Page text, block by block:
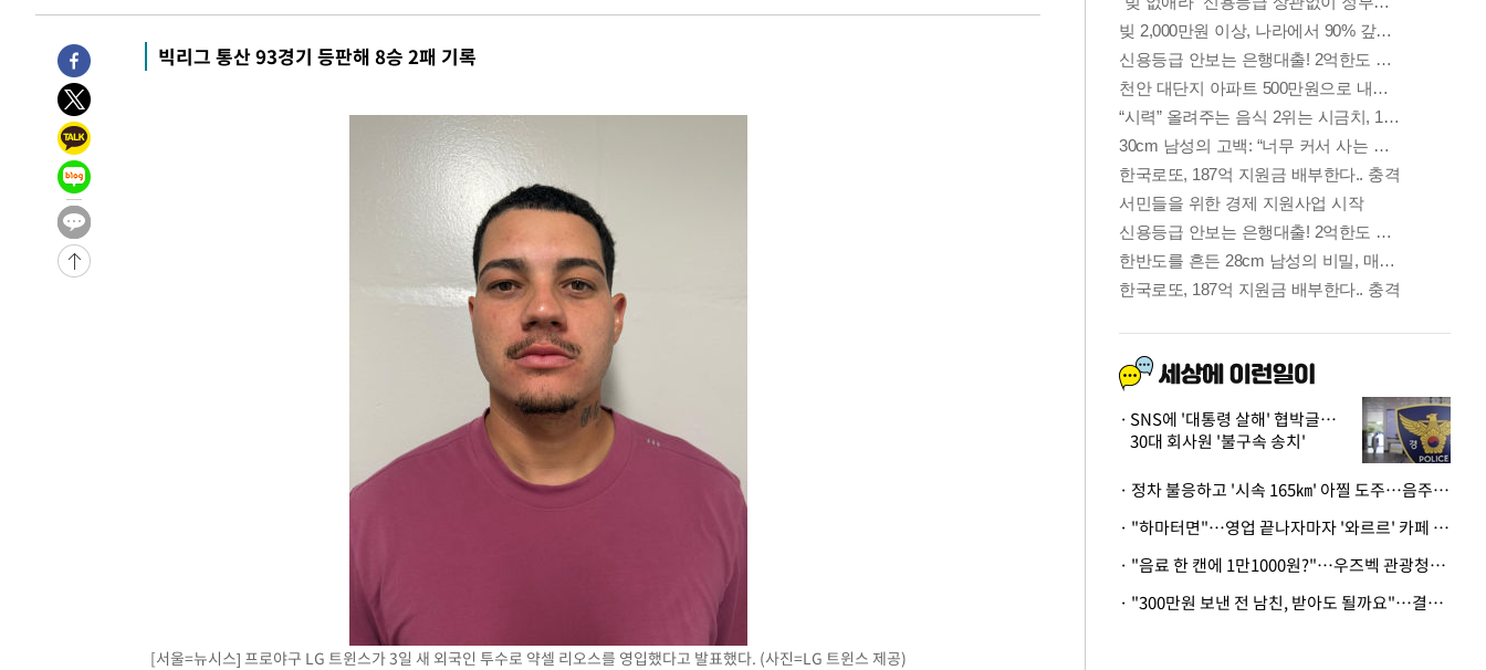
-25475초 전 >"美간섭에 합의 지연"…트럼프, '이란 호르무즈 통제권' 수용할까
-21995초 전 >
[속보]산업장관 "李정부, 원전 반대 안해…안정 전력 위해 불가피"
-20692초 전 >
-20079초 전 >
[속보]산업장관 "美무역법 제301조 과잉생산 결과 발표 8월 중 예
-19872초 전 >
-19144초 전 >
[속보]전남광주 초대 시민추천 부시장에 백승주·윤난실
-16705초 전 >
서울 열대야 15일째 지속…비공식 '초열대야' 30도 넘어
-15272초 전 >
[속보]코스닥, 2.15포인트(0.27%) 내린 797.44 출발
-15255초 전 >
[속보]코스피, 119.51포인트(1.81%) 내린 6478.75 개장
6월 경상수지 497.3억 달러…두 달 연속 사상 최대
미 워싱턴주 스포캔 시의 통제불능 3개 산불, 방화선 일부 구축
[속보] 호르무즈 해협 이란-오만 협상 기대속 뉴욕증시 혼조 마감 다
[속보] 이란 대통령 "지금 최고지도자와 소통하기가 매우 어려워" 취임 3
[속보] "이란-오만, 호르무즈 해협 통행 항로 합의" 이란 외무부 대변인
빅리그 통산 93경기 등판해 8승 2패 기록
[서울=뉴시스] 프로야구 LG 트윈스가 3일 새 외국인 투수로 약셀 리오스를 영입했다고 발표했다. (사진=LG 트윈스 제공)
SNS에 '대통령 살해' 협박글…
30대 회사원 '불구속 송치'
· 정차 불응하고 '시속 165㎞' 아찔 도주…음주운전자 체포
· "하마터면"…영업 끝나자마자 '와르르' 카페 테라스 덮친 대리석 외벽
· "음료 한 캔에 1만1000원?"…우즈벡 관광청까지 나섰다, 유튜버 폭로 후폭풍
· "300만원 보낸 전 남친, 받아도 될까요"…결혼 앞둔 예비신부의 뜻밖 고충